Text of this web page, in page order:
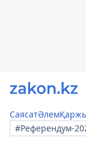
СаясатӘлем
#Референдум-